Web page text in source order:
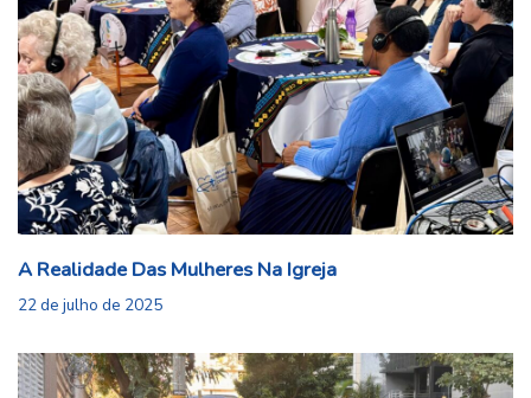
A Realidade Das Mulheres Na Igreja
22 de julho de 2025